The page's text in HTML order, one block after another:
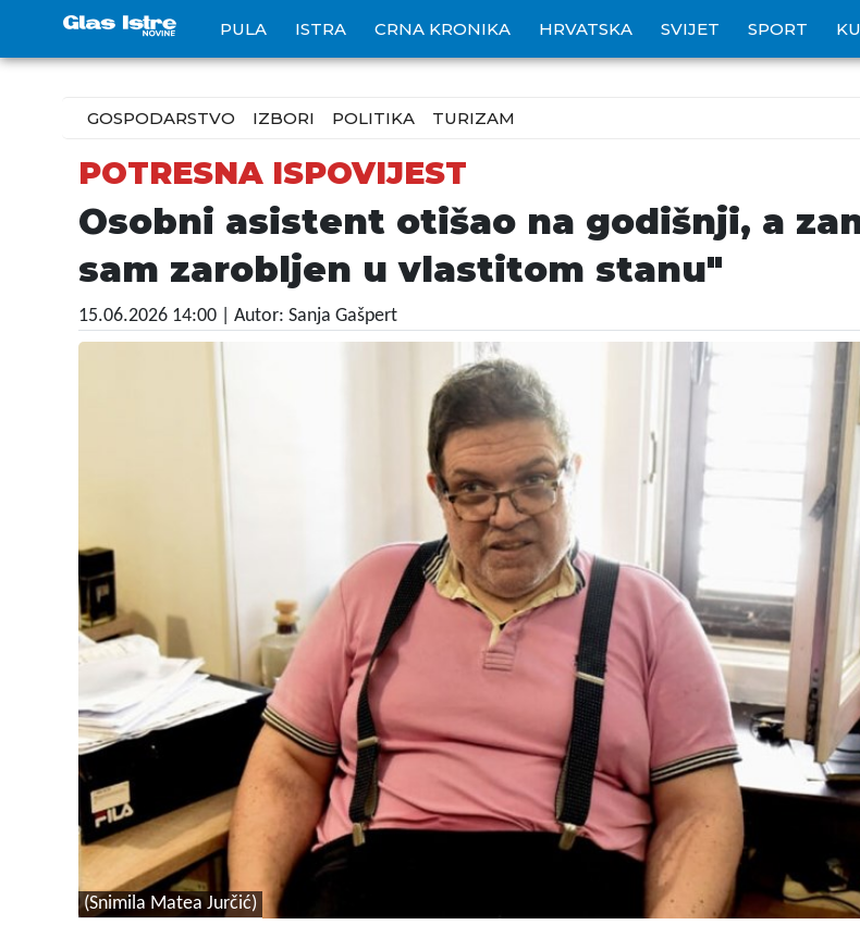
PULA ISTRA CRNA KRONIKA HRVATSKA SVIJET SPORT
GOSPODARSTVO IZBORI POLITIKA TURIZAM
POTRESNA ISPOVIJEST
Osobni asistent otišao na godišnji, a
sam zarobljen u vlastitom stanu"
15.06.2026 14:00 | Autor: Sanja Gašpert
(Snimila Matea Jurčić)